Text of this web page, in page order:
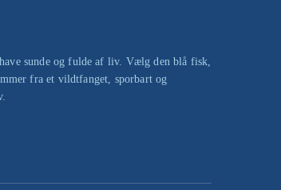
sunde og fulde af liv. Vælg den blå fisk,
fra et vildtfanget, sporbart og